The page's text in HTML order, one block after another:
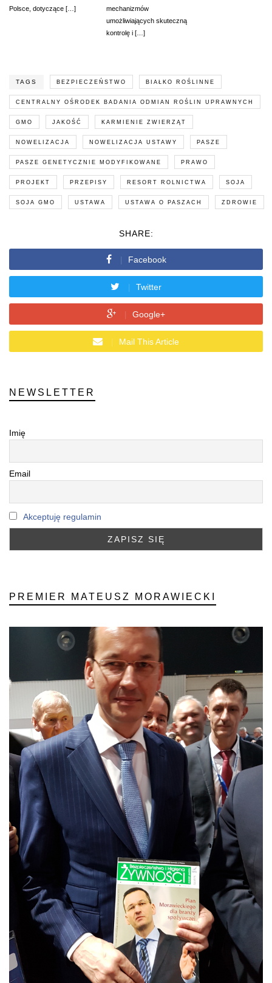
Polsce, dotyczące […]
mechanizmów
umożliwiających skuteczną
kontrolę i […]
TAGS BEZPIECZEŃSTWO BIAŁKO ROŚLINNE
CENTRALNY OŚRODEK BADANIA ODMIAN ROŚLIN UPRAWNYCH
GMO JAKOŚĆ KARMIENIE ZWIERZĄT
NOWELIZACJA NOWELIZACJA USTAWY PASZE
PASZE GENETYCZNIE MODYFIKOWANE PRAWO
PROJEKT PRZEPISY RESORT ROLNICTWA SOJA
SOJA GMO USTAWA USTAWA O PASZACH ZDROWIE
SHARE:
Facebook
Twitter
Google+
Mail This Article
NEWSLETTER
Imię
Email
Akceptuję regulamin
PREMIER MATEUSZ MORAWIECKI